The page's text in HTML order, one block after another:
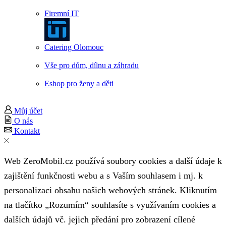
Firemní IT
Catering Olomouc
Vše pro dům, dílnu a záhradu
Eshop pro ženy a děti
Můj účet
O nás
Kontakt
Web ZeroMobil.cz používá soubory cookies a další údaje k
zajištění funkčnosti webu a s Vaším souhlasem i mj. k
personalizaci obsahu našich webových stránek. Kliknutím
na tlačítko „Rozumím“ souhlasíte s využívaním cookies a
dalších údajů vč. jejich předání pro zobrazení cílené